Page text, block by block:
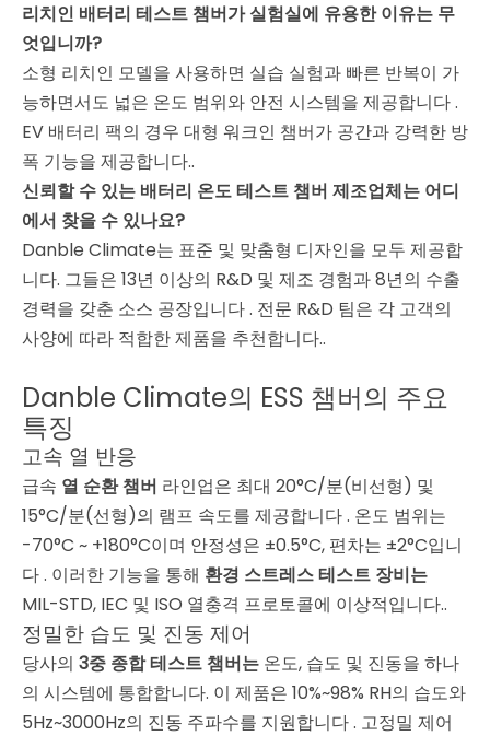
리치인 배터리 테스트 챔버가 실험실에 유용한 이유는 무
엇입니까?
소형 리치인 모델을 사용하면 실습 실험과 빠른 반복이 가
능하면서도 넓은 온도 범위와 안전 시스템을 제공합니다.
EV 배터리 팩의 경우 대형 워크인 챔버가 공간과 강력한 방
폭 기능을 제공합니다..
신뢰할 수 있는 배터리 온도 테스트 챔버 제조업체는 어디
에서 찾을 수 있나요?
Danble Climate는 표준 및 맞춤형 디자인을 모두 제공합
니다. 그들은 13년 이상의 R&D 및 제조 경험과 8년의 수출
경력을 갖춘 소스 공장입니다. 전문 R&D 팀은 각 고객의
사양에 따라 적합한 제품을 추천합니다..
Danble Climate의 ESS 챔버의 주요
특징
고속 열 반응
급속 열 순환 챔버 라인업은 최대 20°C/분(비선형) 및
15°C/분(선형)의 램프 속도를 제공합니다. 온도 범위는
-70°C ~ +180°C이며 안정성은 ±0.5°C, 편차는 ±2°C입니
다. 이러한 기능을 통해 환경 스트레스 테스트 장비는
MIL-STD, IEC 및 ISO 열충격 프로토콜에 이상적입니다..
정밀한 습도 및 진동 제어
당사의 3중 종합 테스트 챔버는 온도, 습도 및 진동을 하나
의 시스템에 통합합니다. 이 제품은 10%~98% RH의 습도와
5Hz~3000Hz의 진동 주파수를 지원합니다. 고정밀 제어